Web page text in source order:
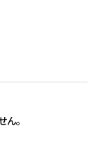
。